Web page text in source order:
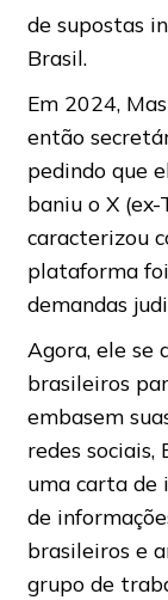
de supostas
Brasil.
Em 2024,
então
pedindo que
baniu o X
caracterizou
plataforma
demandas
Agora, ele se
brasileiros
embasem
redes
uma carta de
de
brasileiros e
grupo de